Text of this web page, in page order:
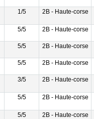
1/5 2B - Haute-corse
5/5 2B - Haute-corse
5/5 2B - Haute-corse
5/5 2B - Haute-corse
3/5 2B - Haute-corse
5/5 2B - Haute-corse
5/5 2B - Haute-corse